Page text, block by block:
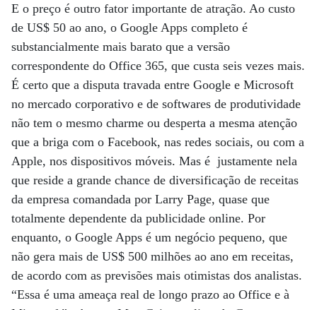
E o preço é outro fator importante de atração. Ao custo
de US$ 50 ao ano, o Google Apps completo é
substancialmente mais barato que a versão
correspondente do Office 365, que custa seis vezes mais.
É certo que a disputa travada entre Google e Microsoft
no mercado corporativo e de softwares de produtividade
não tem o mesmo charme ou desperta a mesma atenção
que a briga com o Facebook, nas redes sociais, ou com a
Apple, nos dispositivos móveis. Mas é justamente nela
que reside a grande chance de diversificação de receitas
da empresa comandada por Larry Page, quase que
totalmente dependente da publicidade online. Por
enquanto, o Google Apps é um negócio pequeno, que
não gera mais de US$ 500 milhões ao ano em receitas,
de acordo com as previsões mais otimistas dos analistas.
“Essa é uma ameaça real de longo prazo ao Office e à